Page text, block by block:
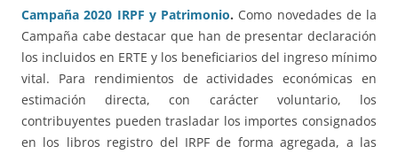
Campaña 2020 IRPF y Patrimonio. Como novedades de la
Campaña cabe destacar que han de presentar declaración
los incluidos en ERTE y los beneficiarios del ingreso mínimo
vital. Para rendimientos de actividades económicas en
estimación directa, con carácter voluntario, los
contribuyentes pueden trasladar los importes consignados
en los libros registro del IRPF de forma agregada, a las